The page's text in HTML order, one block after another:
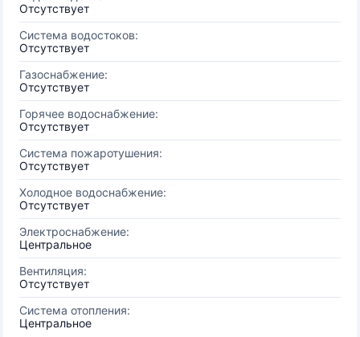
Отсутствует
Система водостоков:
Отсутствует
Газоснабжение:
Отсутствует
Горячее водоснабжение:
Отсутствует
Система пожаротушения:
Отсутствует
Холодное водоснабжение:
Отсутствует
Электроснабжение:
Центральное
Вентиляция:
Отсутствует
Система отопления:
Центральное